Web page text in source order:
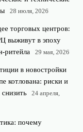
28 июля, 2026
торговых центров:
выживут в эпоху
ритейла
29 мая, 2026
в новостройки
котлована: риски и
снизить
24 апреля,
почему